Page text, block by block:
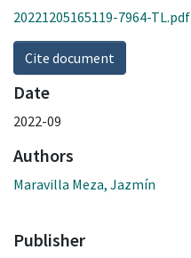
20221205165119-7964-TL.pdf
Cite document
Date
2022-09
Authors
Maravilla Meza, Jazmín
Publisher